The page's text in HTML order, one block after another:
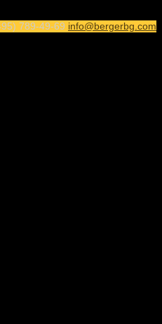
789-49-69 info@bergerbg.com